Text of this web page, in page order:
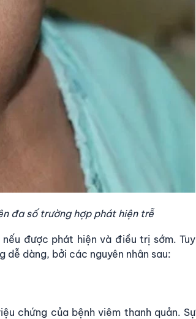
đa số trường hợp phát hiện trễ
được phát hiện và điều trị sớm. Tuy
dễ dàng, bởi các nguyên nhân sau:
chứng của bệnh viêm thanh quản. Sự